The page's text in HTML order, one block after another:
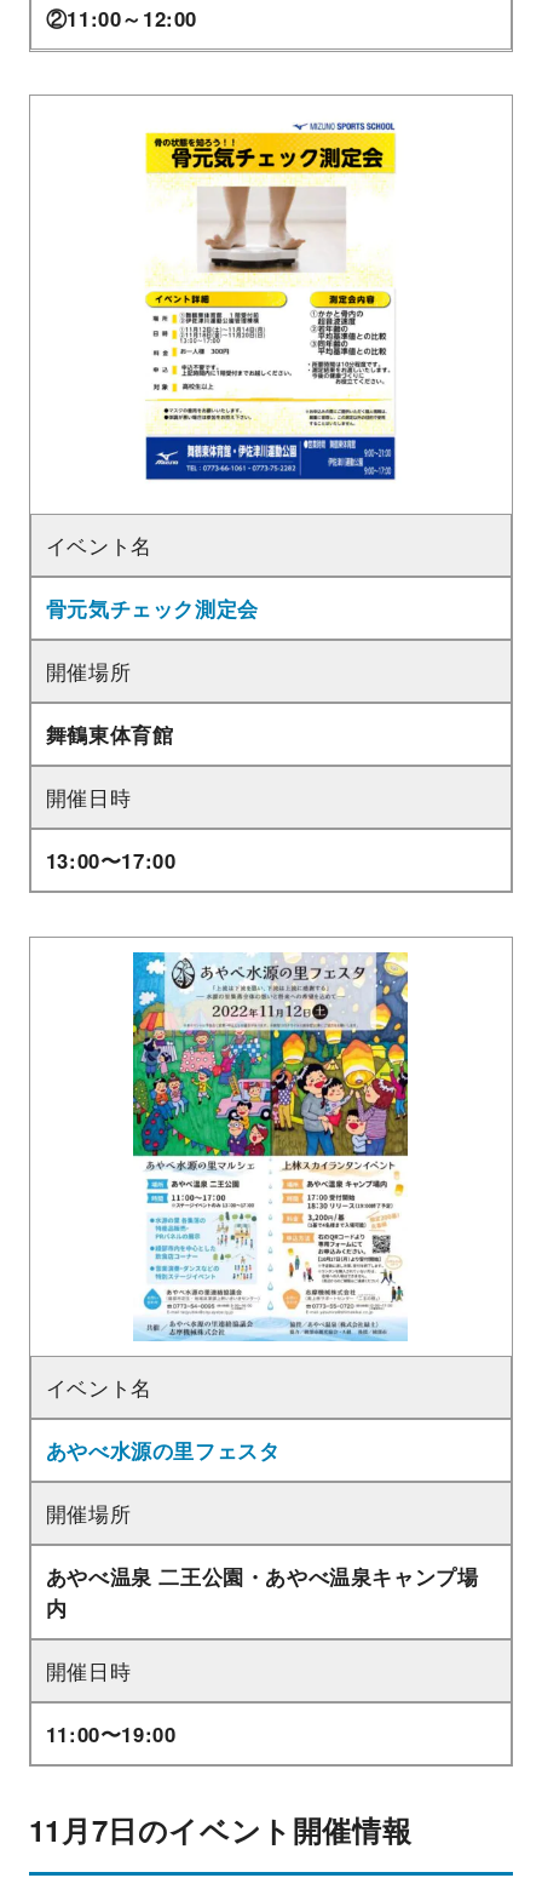
②11:00～12:00
イベント名
骨元気チェック測定会
開催場所
舞鶴東体育館
開催日時
13:00〜17:00
イベント名
あやべ水源の里フェスタ
開催場所
あやべ温泉 二王公園・あやべ温泉キャンプ場
内
開催日時
11:00〜19:00
11月7日のイベント開催情報